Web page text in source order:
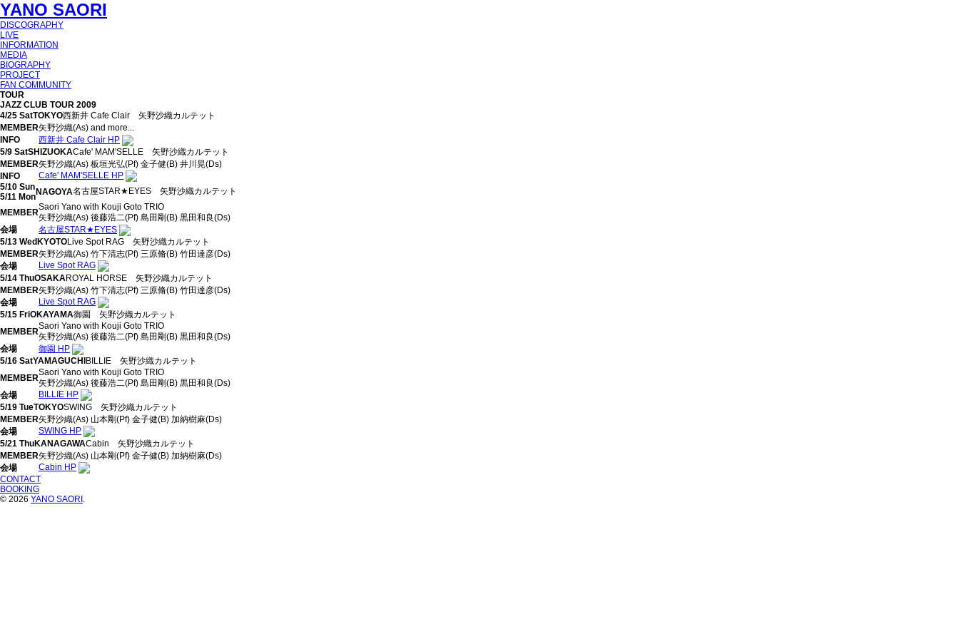
YANO SAORI
DISCOGRAPHY
LIVE
INFORMATION
MEDIA
BIOGRAPHY
PROJECT
FAN COMMUNITY
TOUR
JAZZ CLUB TOUR 2009
4/25 SatTOKYO西新井 Cafe Clair 矢野沙織カルテット
MEMBER矢野沙織(As) and more...
INFO
西新井 Cafe Clair HP
5/9 SatSHIZUOKACafe' MAM'SELLE 矢野沙織カルテット
MEMBER矢野沙織(As) 板垣光弘(Pf) 金子健(B) 井川晃(Ds)
INFO
Cafe' MAM'SELLE HP
5/10 Sun
5/11 MonNAGOYA名古屋STAR★EYES 矢野沙織カルテット
MEMBER
Saori Yano with Kouji Goto TRIO
矢野沙織(As) 後藤浩二(Pf) 島田剛(B) 黒田和良(Ds)
会場
名古屋STAR★EYES
5/13 Wed KYOTOLive Spot RAG 矢野沙織カルテット
MEMBER矢野沙織(As) 竹下清志(Pf) 三原脩(B) 竹田達彦(Ds)
会場
Live Spot RAG
5/14 ThuOSAKAROYAL HORSE 矢野沙織カルテット
MEMBER矢野沙織(As) 竹下清志(Pf) 三原脩(B) 竹田達彦(Ds)
会場
Live Spot RAG
5/15 FriOKAYAMA御園 矢野沙織カルテット
MEMBER
Saori Yano with Kouji Goto TRIO
矢野沙織(As) 後藤浩二(Pf) 島田剛(B) 黒田和良(Ds)
会場
御園 HP
5/16 SatYAMAGUCHI BILLIE 矢野沙織カルテット
MEMBER
Saori Yano with Kouji Goto TRIO
矢野沙織(As) 後藤浩二(Pf) 島田剛(B) 黒田和良(Ds)
会場
BILLIE HP
5/19 TueTOKYOSWING 矢野沙織カルテット
MEMBER矢野沙織(As) 山本剛(Pf) 金子健(B) 加納樹麻(Ds)
会場
SWING HP
5/21 ThuKANAGAWACabin 矢野沙織カルテット
MEMBER矢野沙織(As) 山本剛(Pf) 金子健(B) 加納樹麻(Ds)
会場
Cabin HP
CONTACT
BOOKING
© 2026 YANO SAORI .